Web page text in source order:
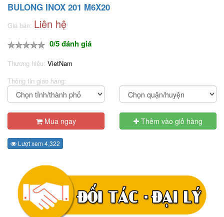
BULONG INOX 201 M6X20
Giá bán: Liên hệ
0/5 đánh giá
Thương hiệu: VietNam
Thông tin giao hàng:
Mua ngay Thêm vào giỏ hàng
Lượt xem 4,322